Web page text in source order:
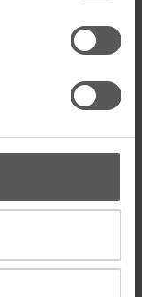
于营造一种认
别、性别表
、宗教/精
组织学习的